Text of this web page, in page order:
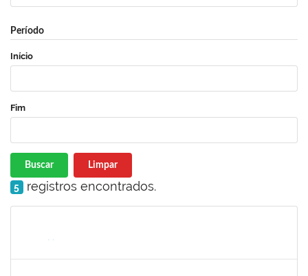
Período
Início
Fim
Buscar Limpar
5 registros encontrados.
Processo